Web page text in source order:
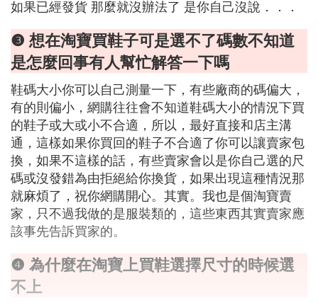
如果已經發貨 那麼就沒辦法了 是你自己沒說．．．
❸ 想在淘寶買鞋子可是選不了碼數不知道
是怎麼回事有人幫忙解答一下嗎
鞋碼大小你可以自己測量一下，有些廠商的碼偏大，
有的則偏小，網購往往會不知道鞋碼大小的情況下買
的鞋子或大或小不合適，所以，最好直接和店主溝
通，這樣如果你買回的鞋子不合適了你可以讓賣家包
換，如果不這樣的話，有些賣家會以是你自己選的尺
碼或沒發錯為由拒絕給你換貨，如果出現這種情況那
就麻煩了，祝你網購開心。其實。我也是個淘寶賣
家，只不過我做的是服裝類的，這些東西其實賣家應
該事先告訴買家的。
❹ 為什麼在淘寶上買鞋選擇尺寸的時候選
不上